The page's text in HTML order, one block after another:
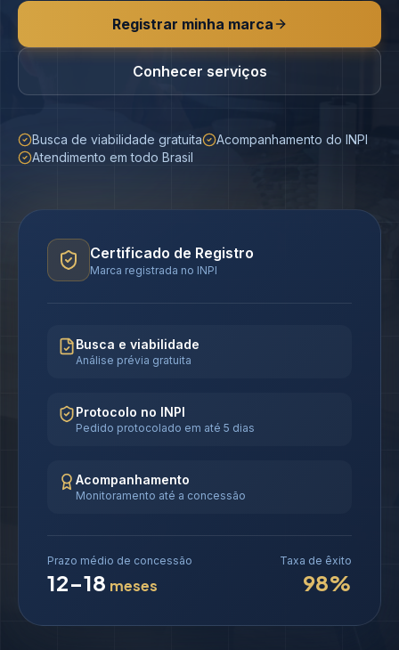
Registrar minha marca
Conhecer serviços
Busca de viabilidade gratuita
Acompanhamento do INPI
Atendimento em todo Brasil
Certificado de Registro
Marca registrada no INPI
Busca e viabilidade
Análise prévia gratuita
Protocolo no INPI
Pedido protocolado em até 5 dias
Acompanhamento
Monitoramento até a concessão
Prazo médio de concessão
12-18 meses
Taxa de êxito
98%